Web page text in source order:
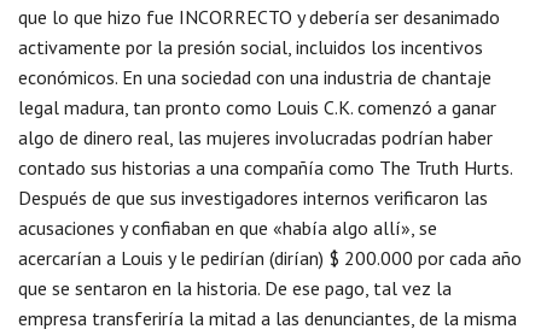
que lo que hizo fue INCORRECTO y debería ser desanimado
activamente por la presión social, incluidos los incentivos
económicos. En una sociedad con una industria de chantaje
legal madura, tan pronto como Louis C.K. comenzó a ganar
algo de dinero real, las mujeres involucradas podrían haber
contado sus historias a una compañía como The Truth Hurts.
Después de que sus investigadores internos verificaron las
acusaciones y confiaban en que «había algo allí», se
acercarían a Louis y le pedirían (dirían) $ 200.000 por cada año
que se sentaron en la historia. De ese pago, tal vez la
empresa transferiría la mitad a las denunciantes, de la misma